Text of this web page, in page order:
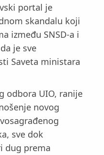
portal je
skandalu koji
između SNSD-a i
je sve
Saveta ministara
odbora UIO, ranije
novog
sve dok
dug prema